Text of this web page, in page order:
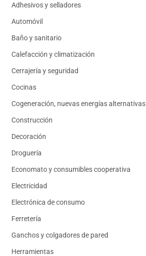
Adhesivos y selladores
Automóvil
Baño y sanitario
Calefacción y climatización
Cerrajería y seguridad
Cocinas
Cogeneración, nuevas energías alternativas
Construcción
Decoración
Droguería
Economato y consumibles cooperativa
Electricidad
Electrónica de consumo
Ferretería
Ganchos y colgadores de pared
Herramientas